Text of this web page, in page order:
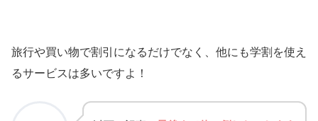
旅行や買い物で割引になるだけでなく、他にも学割を使え
るサービスは多いですよ！